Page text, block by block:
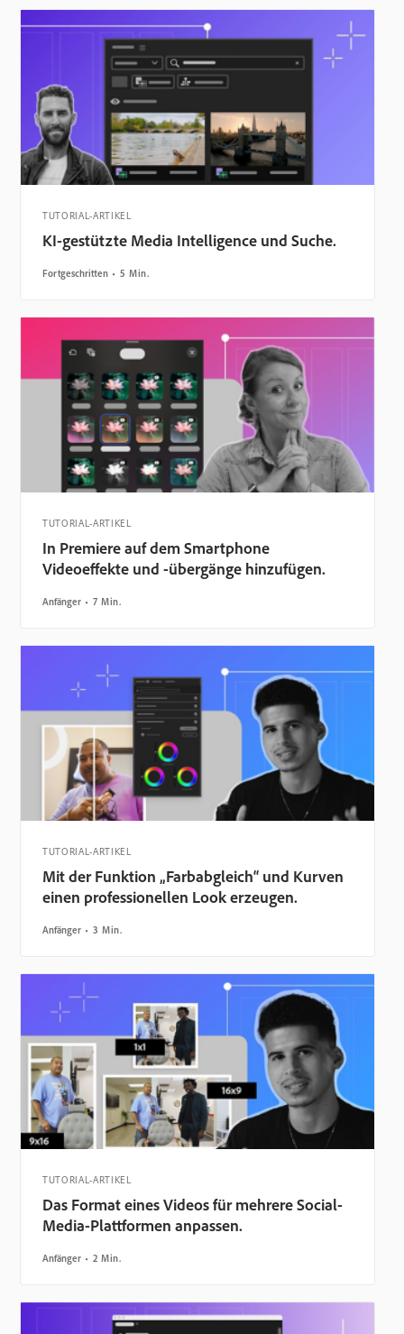
TUTORIAL-ARTIKEL
KI-gestützte Media Intelligence und Suche.
Fortgeschritten 5 Min.
TUTORIAL-ARTIKEL
In Premiere auf dem Smartphone
Videoeffekte und -übergänge hinzufügen.
Anfänger 7 Min.
TUTORIAL-ARTIKEL
Mit der Funktion „Farbabgleich“ und Kurven
einen professionellen Look erzeugen.
Anfänger 3 Min.
TUTORIAL-ARTIKEL
Das Format eines Videos für mehrere Social-
Media-Plattformen anpassen.
Anfänger 2 Min.